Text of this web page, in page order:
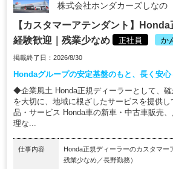
株式会社ホンダカーズしなの
【カスタマーアテンダント】
経験歓迎｜残業少なめ
正社員 か
掲載終了日：2026/8/30
Hondaグループの安定基盤のもと、長く安心
◆企業風土 Honda正規ディーラーとして、
を大切に、地域に根ざしたサービスを提供
品・サービス Honda車の新車・中古車販売
理な...
仕事内容
Honda正規ディーラーのカスタマー
残業少なめ／長野勤務）